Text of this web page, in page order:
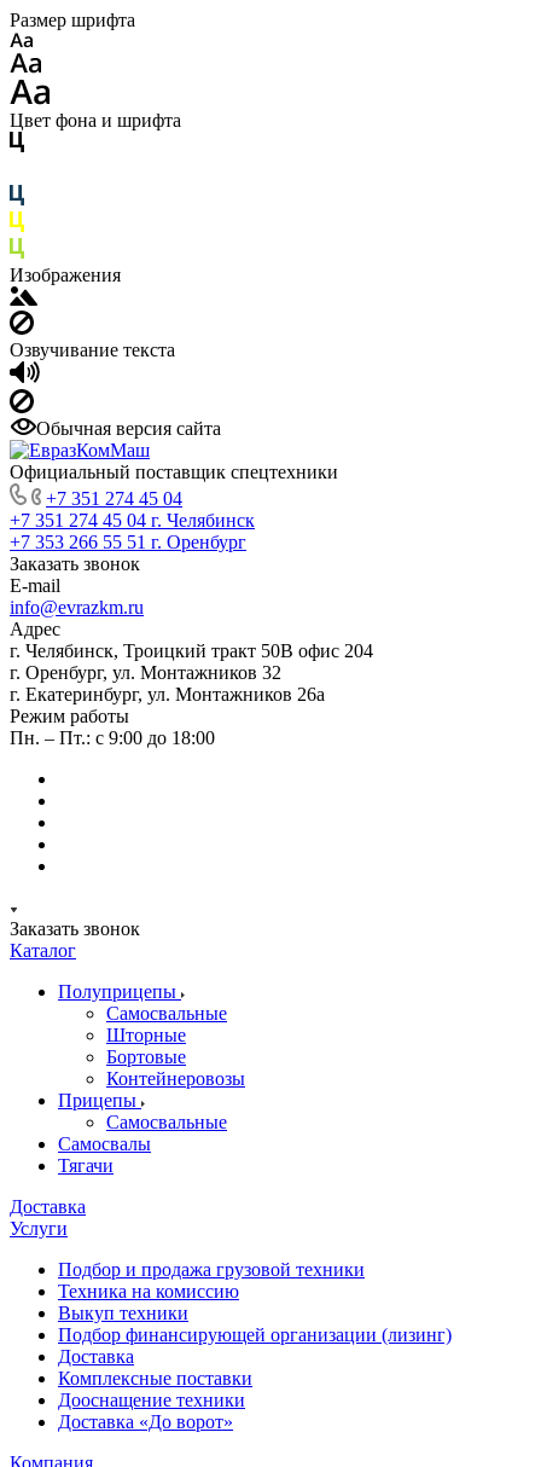
Размер шрифта
Цвет фона и шрифта
Изображения
Озвучивание текста
Обычная версия сайта
Официальный поставщик спецтехники
+7 351 274 45 04
+7 351 274 45 04 г. Челябинск
+7 353 266 55 51 г. Оренбург
Заказать звонок
E-mail
info@evrazkm.ru
Адрес
г. Челябинск, Троицкий тракт 50В офис 204
г. Оренбург, ул. Монтажников 32
г. Екатеринбург, ул. Монтажников 26а
Режим работы
Пн. – Пт.: с 9:00 до 18:00
Заказать звонок
Каталог
Полуприцепы
Самосвальные
Шторные
Бортовые
Контейнеровозы
Прицепы
Самосвальные
Самосвалы
Тягачи
Доставка
Услуги
Подбор и продажа грузовой техники
Техника на комиссию
Выкуп техники
Подбор финансирующей организации (лизинг)
Доставка
Комплексные поставки
Дооснащение техники
Доставка «До ворот»
Компания